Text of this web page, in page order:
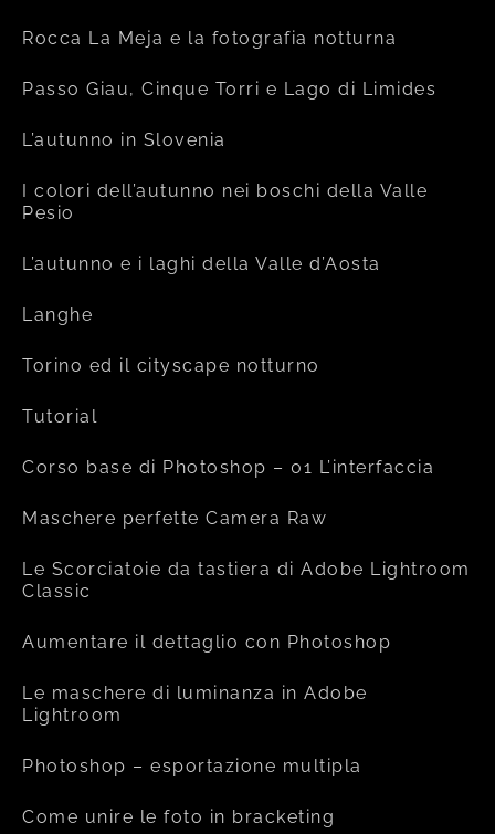
Rocca La Meja e la fotografia notturna
Passo Giau, Cinque Torri e Lago di Limides
L’autunno in Slovenia
I colori dell’autunno nei boschi della Valle
Pesio
L’autunno e i laghi della Valle d’Aosta
Langhe
Torino ed il cityscape notturno
Tutorial
Corso base di Photoshop – 01 L’interfaccia
Maschere perfette Camera Raw
Le Scorciatoie da tastiera di Adobe Lightroom
Classic
Aumentare il dettaglio con Photoshop
Le maschere di luminanza in Adobe
Lightroom
Photoshop – esportazione multipla
Come unire le foto in bracketing